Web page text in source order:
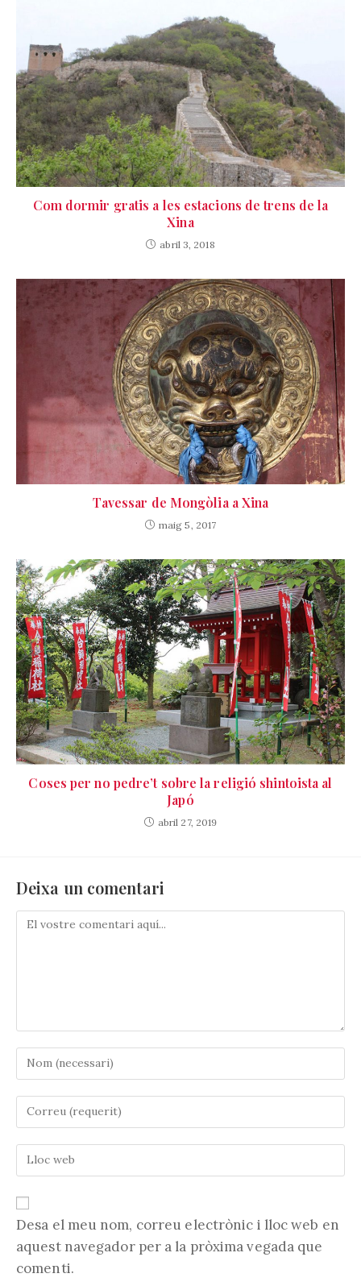
Com dormir gratis a les estacions de trens de la
Xina
abril 3, 2018
Tavessar de Mongòlia a Xina
maig 5, 2017
Coses per no pedre’t sobre la religió shintoista al
Japó
abril 27, 2019
Deixa un comentari
Comenta
nom
o
nom
d'usuari
per
comentar
adreça
electrònica
comentar
vostra
(opcional)
Desa el meu nom, correu electrònic i lloc web en
aquest navegador per a la pròxima vegada que
comenti.